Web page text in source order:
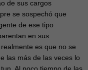
de sus cargos
se sospechó que
de ese tipo
en sus
es que no se
las más de las veces lo